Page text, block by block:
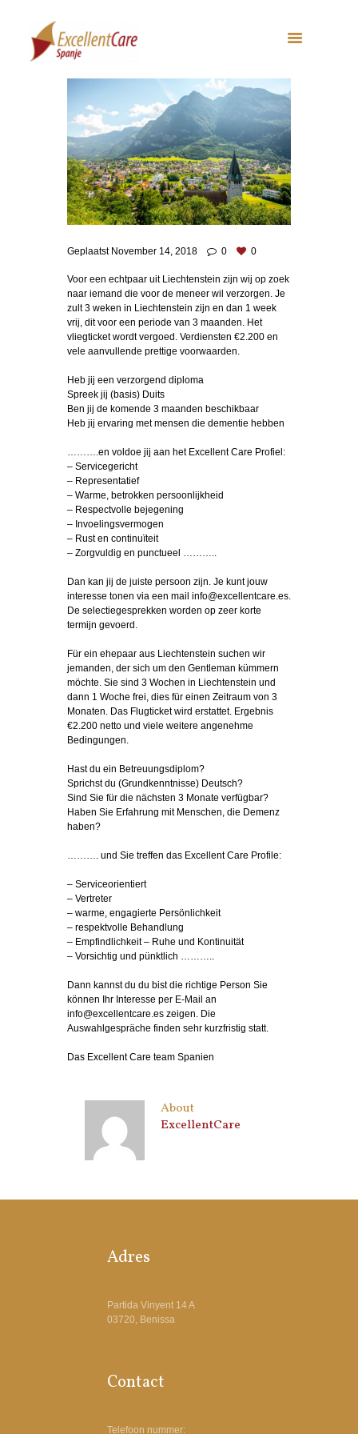
Geplaatst November 14, 2018 0 0
Voor een echtpaar uit Liechtenstein zijn wij op zoek
naar iemand die voor de meneer wil verzorgen. Je
zult 3 weken in Liechtenstein zijn en dan 1 week
vrij, dit voor een periode van 3 maanden. Het
vliegticket wordt vergoed. Verdiensten €2.200 en
vele aanvullende prettige voorwaarden.
Heb jij een verzorgend diploma
Spreek jij (basis) Duits
Ben jij de komende 3 maanden beschikbaar
Heb jij ervaring met mensen die dementie hebben
……….en voldoe jij aan het Excellent Care Profiel:
– Servicegericht
– Representatief
– Warme, betrokken persoonlijkheid
– Respectvolle bejegening
– Invoelingsvermogen
– Rust en continuïteit
– Zorgvuldig en punctueel ………..
Dan kan jij de juiste persoon zijn. Je kunt jouw
interesse tonen via een mail info@excellentcare.es.
De selectiegesprekken worden op zeer korte
termijn gevoerd.
Für ein ehepaar aus Liechtenstein suchen wir
jemanden, der sich um den Gentleman kümmern
möchte. Sie sind 3 Wochen in Liechtenstein und
dann 1 Woche frei, dies für einen Zeitraum von 3
Monaten. Das Flugticket wird erstattet. Ergebnis
€2.200 netto und viele weitere angenehme
Bedingungen.
Hast du ein Betreuungsdiplom?
Sprichst du (Grundkenntnisse) Deutsch?
Sind Sie für die nächsten 3 Monate verfügbar?
Haben Sie Erfahrung mit Menschen, die Demenz
haben?
………. und Sie treffen das Excellent Care Profile:
– Serviceorientiert
– Vertreter
– warme, engagierte Persönlichkeit
– respektvolle Behandlung
– Empfindlichkeit – Ruhe und Kontinuität
– Vorsichtig und pünktlich ………..
Dann kannst du du bist die richtige Person Sie
können Ihr Interesse per E-Mail an
info@excellentcare.es zeigen. Die
Auswahlgespräche finden sehr kurzfristig statt.
Das Excellent Care team Spanien
About
ExcellentCare
Adres
Partida Vinyent 14 A
03720, Benissa
Contact
Telefoon nummer: